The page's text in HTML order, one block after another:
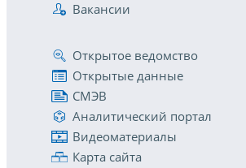
Вакансии
Открытое ведомство
Открытые данные
СМЭВ
Аналитический портал
Видеоматериалы
Карта сайта